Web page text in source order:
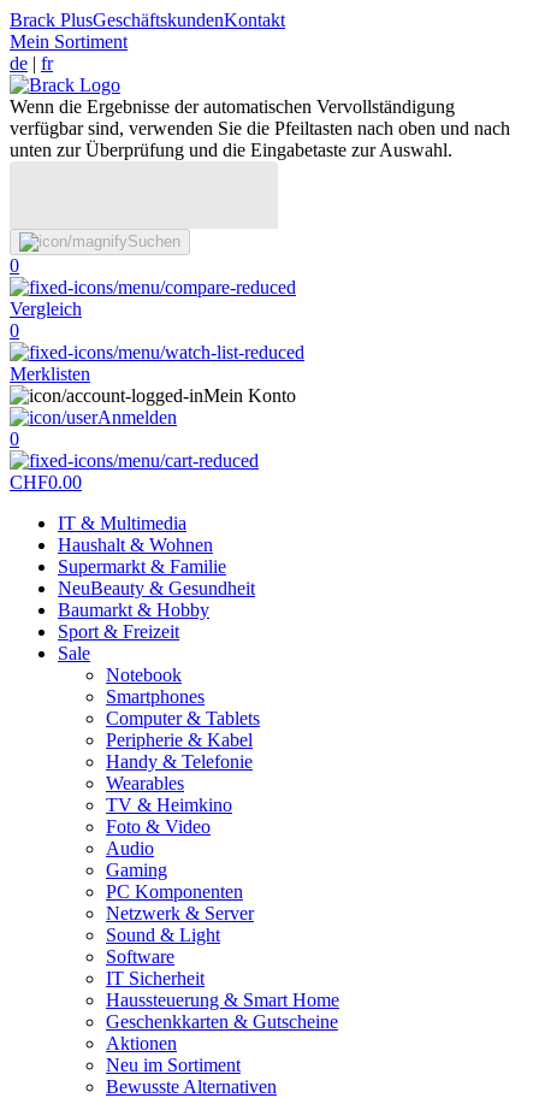
Brack PlusGeschäftskundenKontakt
Mein Sortiment
de | fr
Wenn die Ergebnisse der automatischen Vervollständigung
verfügbar sind, verwenden Sie die Pfeiltasten nach oben und nach
unten zur Überprüfung und die Eingabetaste zur Auswahl.
Suchen
0
Vergleich
0
Merklisten
Mein Konto
Anmelden
0
CHF0.00
IT & Multimedia
Haushalt & Wohnen
Supermarkt & Familie
NeuBeauty & Gesundheit
Baumarkt & Hobby
Sport & Freizeit
Sale
Notebook
Smartphones
Computer & Tablets
Peripherie & Kabel
Handy & Telefonie
Wearables
TV & Heimkino
Foto & Video
Audio
Gaming
PC Komponenten
Netzwerk & Server
Sound & Light
Software
IT Sicherheit
Haussteuerung & Smart Home
Geschenkkarten & Gutscheine
Aktionen
Neu im Sortiment
Bewusste Alternativen